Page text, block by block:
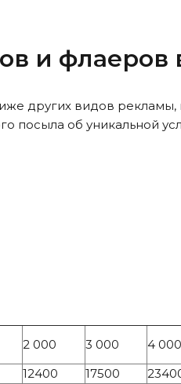
и флаеров
других видов рекламы,
посыла об уникальной
2 000 3 000 4 000
12400 17500